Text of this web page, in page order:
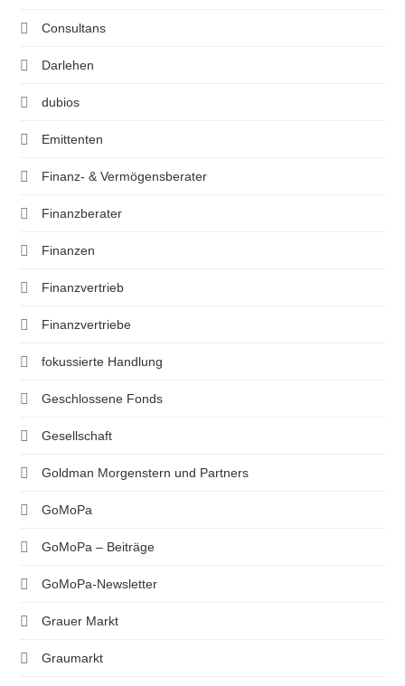
Consultans
Darlehen
dubios
Emittenten
Finanz- & Vermögensberater
Finanzberater
Finanzen
Finanzvertrieb
Finanzvertriebe
fokussierte Handlung
Geschlossene Fonds
Gesellschaft
Goldman Morgenstern und Partners
GoMoPa
GoMoPa – Beiträge
GoMoPa-Newsletter
Grauer Markt
Graumarkt